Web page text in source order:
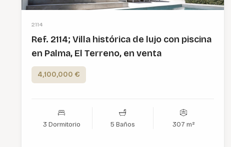
2114
Ref. 2114; Villa histórica de lujo con piscina
en Palma, El Terreno, en venta
4,100,000 €
3 Dormitorio 5 Baños 307 m²